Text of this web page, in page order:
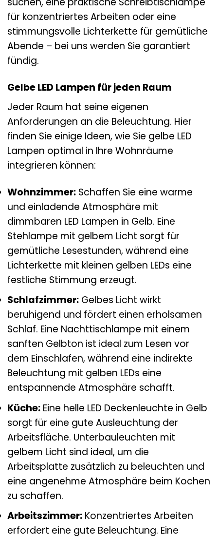
für konzentriertes Arbeiten oder eine
stimmungsvolle Lichterkette für gemütliche
Abende – bei uns werden Sie garantiert
fündig.
Gelbe LED Lampen für jeden Raum
Jeder Raum hat seine eigenen
Anforderungen an die Beleuchtung. Hier
finden Sie einige Ideen, wie Sie gelbe LED
Lampen optimal in Ihre Wohnräume
integrieren können:
Wohnzimmer: Schaffen Sie eine warme
und einladende Atmosphäre mit
dimmbaren LED Lampen in Gelb. Eine
Stehlampe mit gelbem Licht sorgt für
gemütliche Lesestunden, während eine
Lichterkette mit kleinen gelben LEDs eine
festliche Stimmung erzeugt.
Schlafzimmer: Gelbes Licht wirkt
beruhigend und fördert einen erholsamen
Schlaf. Eine Nachttischlampe mit einem
sanften Gelbton ist ideal zum Lesen vor
dem Einschlafen, während eine indirekte
Beleuchtung mit gelben LEDs eine
entspannende Atmosphäre schafft.
Küche: Eine helle LED Deckenleuchte in Gelb
sorgt für eine gute Ausleuchtung der
Arbeitsfläche. Unterbauleuchten mit
gelbem Licht sind ideal, um die
Arbeitsplatte zusätzlich zu beleuchten und
eine angenehme Atmosphäre beim Kochen
zu schaffen.
Arbeitszimmer: Konzentriertes Arbeiten
erfordert eine gute Beleuchtung. Eine